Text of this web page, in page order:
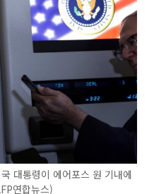
대통령이 에어포스 원 기내에
연합뉴스)